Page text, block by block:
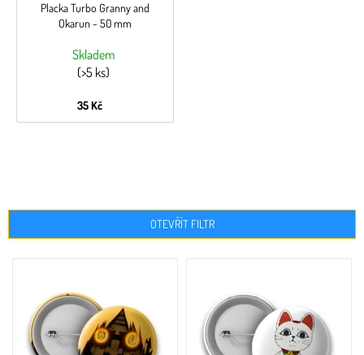
Placka Turbo Granny and
Okarun - 50 mm
Skladem
(>5 ks)
35 Kč
OTEVŘÍT FILTR